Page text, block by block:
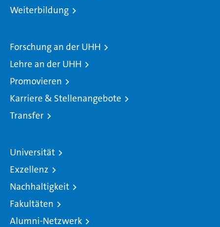
Weiterbildung
Forschung an der UHH
Lehre an der UHH
Promovieren
Karriere & Stellenangebote
Transfer
Universität
Exzellenz
Nachhaltigkeit
Fakultäten
Alumni-Netzwerk